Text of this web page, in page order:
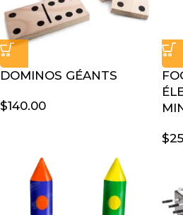
DOMINOS GÉANTS
$140.00
$